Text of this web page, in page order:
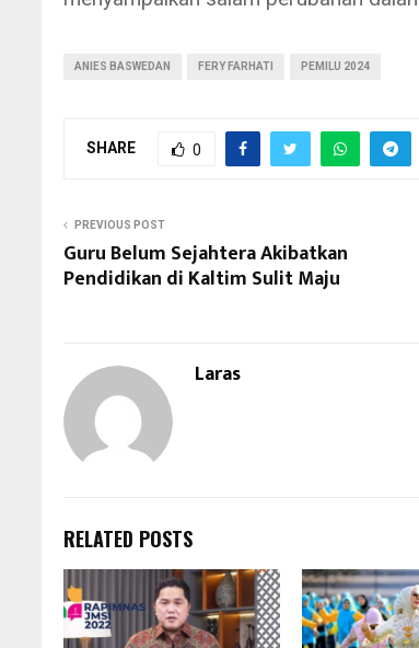
ANIES BASWEDAN FERY FARHATI PEMILU 2024
SHARE 0
PREVIOUS POST
Guru Belum Sejahtera Akibatkan
Pendidikan di Kaltim Sulit Maju
Laras
RELATED POSTS